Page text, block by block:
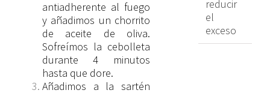
antiadherente al fuego
y añadimos un chorrito
de aceite de oliva.
Sofreímos la cebolleta
durante 4 minutos
hasta que dore.
Añadimos a la sartén
reducir
el
exceso